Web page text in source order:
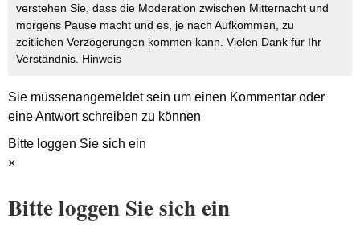
verstehen Sie, dass die Moderation zwischen Mitternacht und
morgens Pause macht und es, je nach Aufkommen, zu
zeitlichen Verzögerungen kommen kann. Vielen Dank für Ihr
Verständnis. Hinweis
Sie müssenangemeldetsein um einen Kommentar oder
eine Antwort schreiben zu können
Bitte loggen Sie sich ein
×
Bitte loggen Sie sich ein